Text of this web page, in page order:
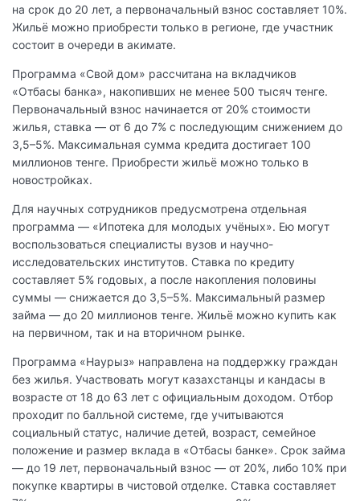
на срок до 20 лет, а первоначальный взнос составляет 10%.
Жильё можно приобрести только в регионе, где участник
состоит в очереди в акимате.
Программа «Свой дом» рассчитана на вкладчиков
«Отбасы банка», накопивших не менее 500 тысяч тенге.
Первоначальный взнос начинается от 20% стоимости
жилья, ставка — от 6 до 7% с последующим снижением до
3,5–5%. Максимальная сумма кредита достигает 100
миллионов тенге. Приобрести жильё можно только в
новостройках.
Для научных сотрудников предусмотрена отдельная
программа — «Ипотека для молодых учёных». Ею могут
воспользоваться специалисты вузов и научно-
исследовательских институтов. Ставка по кредиту
составляет 5% годовых, а после накопления половины
суммы — снижается до 3,5–5%. Максимальный размер
займа — до 20 миллионов тенге. Жильё можно купить как
на первичном, так и на вторичном рынке.
Программа «Наурыз» направлена на поддержку граждан
без жилья. Участвовать могут казахстанцы и кандасы в
возрасте от 18 до 63 лет с официальным доходом. Отбор
проходит по балльной системе, где учитываются
социальный статус, наличие детей, возраст, семейное
положение и размер вклада в «Отбасы банке». Срок займа
— до 19 лет, первоначальный взнос — от 20%, либо 10% при
покупке квартиры в чистовой отделке. Ставка составляет